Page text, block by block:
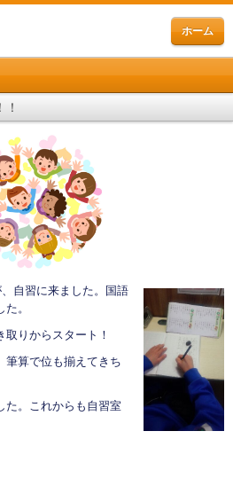
ホーム
自習に来ました。国語
。
りからスタート！
筆算で位も揃えてきち
た。これからも自習室